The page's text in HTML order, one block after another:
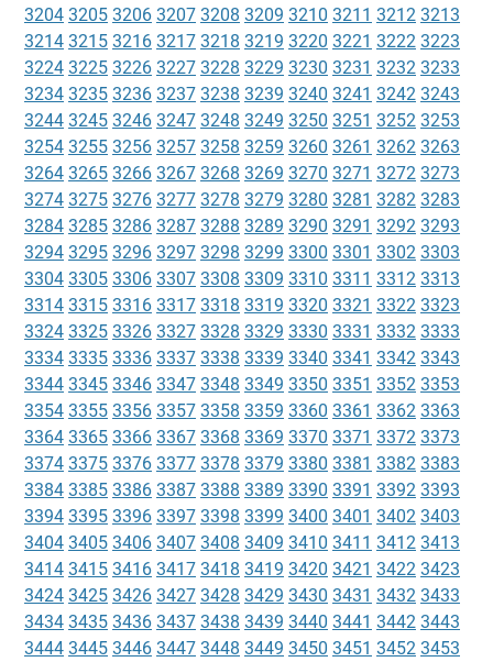
3204 3205 3206 3207 3208 3209 3210 3211 3212 3213
3214 3215 3216 3217 3218 3219 3220 3221 3222 3223
3224 3225 3226 3227 3228 3229 3230 3231 3232 3233
3234 3235 3236 3237 3238 3239 3240 3241 3242 3243
3244 3245 3246 3247 3248 3249 3250 3251 3252 3253
3254 3255 3256 3257 3258 3259 3260 3261 3262 3263
3264 3265 3266 3267 3268 3269 3270 3271 3272 3273
3274 3275 3276 3277 3278 3279 3280 3281 3282 3283
3284 3285 3286 3287 3288 3289 3290 3291 3292 3293
3294 3295 3296 3297 3298 3299 3300 3301 3302 3303
3304 3305 3306 3307 3308 3309 3310 3311 3312 3313
3314 3315 3316 3317 3318 3319 3320 3321 3322 3323
3324 3325 3326 3327 3328 3329 3330 3331 3332 3333
3334 3335 3336 3337 3338 3339 3340 3341 3342 3343
3344 3345 3346 3347 3348 3349 3350 3351 3352 3353
3354 3355 3356 3357 3358 3359 3360 3361 3362 3363
3364 3365 3366 3367 3368 3369 3370 3371 3372 3373
3374 3375 3376 3377 3378 3379 3380 3381 3382 3383
3384 3385 3386 3387 3388 3389 3390 3391 3392 3393
3394 3395 3396 3397 3398 3399 3400 3401 3402 3403
3404 3405 3406 3407 3408 3409 3410 3411 3412 3413
3414 3415 3416 3417 3418 3419 3420 3421 3422 3423
3424 3425 3426 3427 3428 3429 3430 3431 3432 3433
3434 3435 3436 3437 3438 3439 3440 3441 3442 3443
3444 3445 3446 3447 3448 3449 3450 3451 3452 3453